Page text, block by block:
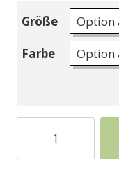
Größe
Farbe
2